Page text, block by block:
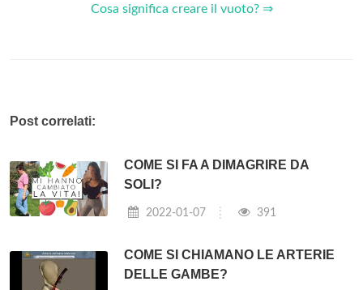
Cosa significa creare il vuoto? ⇒
Post correlati:
COME SI FA A DIMAGRIRE DA
SOLI?
2022-01-07 391
COME SI CHIAMANO LE ARTERIE
DELLE GAMBE?